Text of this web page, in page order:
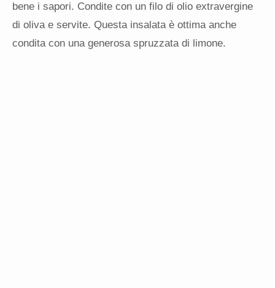
bene i sapori. Condite con un filo di olio extravergine
di oliva e servite. Questa insalata è ottima anche
condita con una generosa spruzzata di limone.